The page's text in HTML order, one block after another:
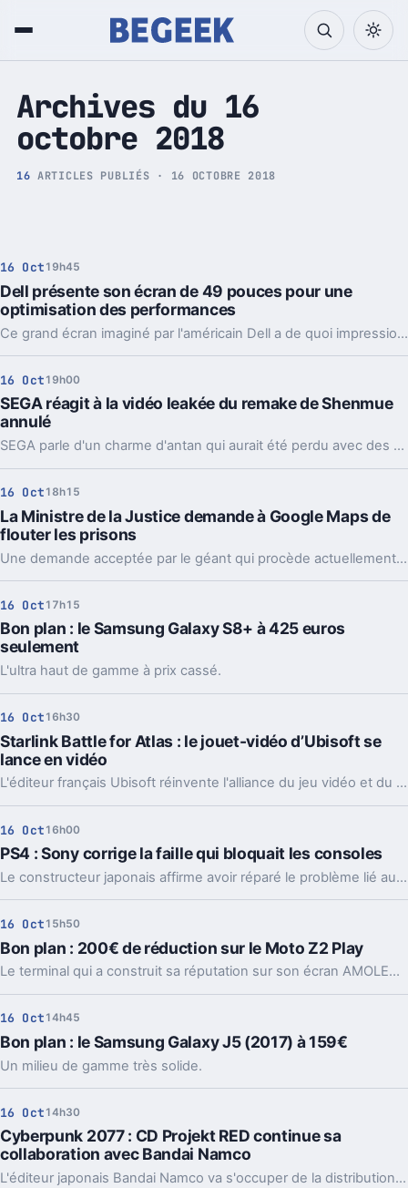
Tech et Pop culture
Archives du 16
octobre 2018
16 ARTICLES PUBLIÉS · 16 OCTOBRE 2018
16 Oct 19h45
Dell présente son écran de 49 pouces pour une
optimisation des performances
Ce grand écran imaginé par l'américain Dell a de quoi impressionner par sa grande taille.
16 Oct 19h00
SEGA réagit à la vidéo leakée du remake de Shenmue
annulé
SEGA parle d'un charme d'antan qui aurait été perdu avec des graphismes HD.
16 Oct 18h15
La Ministre de la Justice demande à Google Maps de
flouter les prisons
Une demande acceptée par le géant qui procède actuellement au floutage.
16 Oct 17h15
Bon plan : le Samsung Galaxy S8+ à 425 euros
seulement
L'ultra haut de gamme à prix cassé.
16 Oct 16h30
Starlink Battle for Atlas : le jouet-vidéo d’Ubisoft se
lance en vidéo
L'éditeur français Ubisoft réinvente l'alliance du jeu vidéo et du jouet avec Starlink : Battle for Atlas.
16 Oct 16h00
PS4 : Sony corrige la faille qui bloquait les consoles
Le constructeur japonais affirme avoir réparé le problème lié au message malicieux contenant des caractères spéciaux qui faisait planter certaines PS4.
16 Oct 15h50
Bon plan : 200€ de réduction sur le Moto Z2 Play
Le terminal qui a construit sa réputation sur son écran AMOLED et les Moto Mods passe à 199€.
16 Oct 14h45
Bon plan : le Samsung Galaxy J5 (2017) à 159€
Un milieu de gamme très solide.
16 Oct 14h30
Cyberpunk 2077 : CD Projekt RED continue sa
collaboration avec Bandai Namco
L'éditeur japonais Bandai Namco va s'occuper de la distribution de Cyberpunk 2077 dans 24 pays européens.